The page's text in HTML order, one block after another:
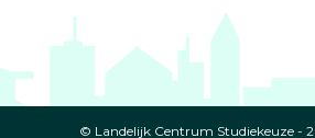
© Landelijk Centrum Studiekeuze -